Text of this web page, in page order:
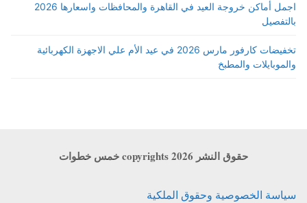
اجمل أماكن خروجة العيد في القاهرة والمحافظات واسعارها 2026
بالتفصيل
تخفيضات كارفور مارس 2026 في عيد الأم علي الاجهزة الكهربائية
والموبايلات والمطبخ
حقوق النشر copyrights 2026 خمس خطوات
سياسة الخصوصية وحقوق الملكية